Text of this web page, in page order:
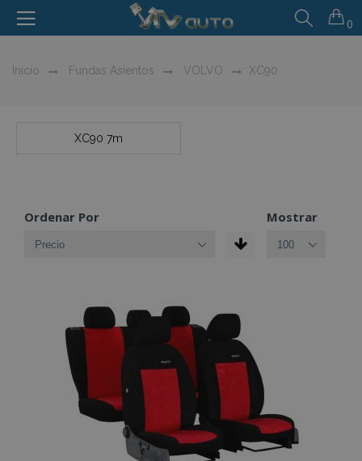
0
Inicio Fundas Asientos VOLVO XC90
XC90 7m
Ordenar Por Mostrar